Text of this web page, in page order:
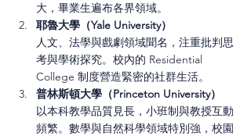
大，畢業生遍布各界領域。
耶魯大學（Yale University）
人文、法學與戲劇領域聞名，注重批判思
考與學術探究。校內的 Residential
College 制度營造緊密的社群生活。
普林斯頓大學（Princeton University）
以本科教學品質見長，小班制與教授互動
頻繁。數學與自然科學領域特別強，校園